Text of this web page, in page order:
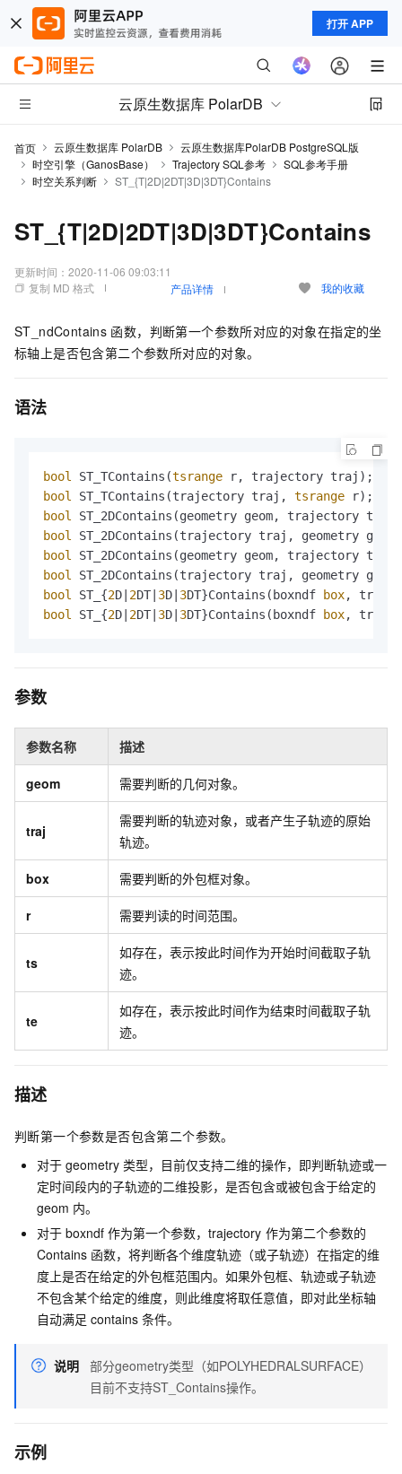
打开 APP
云原生数据库 PolarDB
首页 云原生数据库 PolarDB
云原生数据库PolarDB PostgreSQL版
时空引擎（GanosBase）
Trajectory SQL参考
SQL参考手册
时空关系判断
ST_{T|2D|2DT|3D|3DT}Contains
ST_{T|2D|2DT|3D|3DT}Contains
更新时间： 2020-11-06 09:03:11
复制 MD 格式
产品详情 我的收藏
ST_ndContains 函数，判断第一个参数所对应的对象在指定的坐
标轴上是否包含第二个参数所对应的对象。
语法
bool ST_TContains(tsrange
bool
ST_TContains(trajectory traj, tsrange
bool
bool
bool
ST_2DContains(geometry geom, trajectory
bool
ST_2DContains(trajectory traj, geometry
bool
ST_{2D| 2DT| 3D| 3DT}Contains(boxndf
box
bool
ST_{2D| 2DT| 3D| 3DT}Contains(boxndf box,
参数
参数名称 描述
geom 需要判断的几何对象。
traj
需要判断的轨迹对象，或者产生子轨迹的原始
轨迹。
box 需要判断的外包框对象。
r 需要判读的时间范围。
ts
如存在，表示按此时间作为开始时间截取子轨
迹。
te
如存在，表示按此时间作为结束时间截取子轨
迹。
描述
判断第一个参数是否包含第二个参数。
对于 geometry 类型，目前仅支持二维的操作，即判断轨迹或一
定时间段内的子轨迹的二维投影，是否包含或被包含于给定的
geom 内。
对于 boxndf 作为第一个参数，trajectory 作为第二个参数的
Contains 函数，将判断各个维度轨迹（或子轨迹）在指定的维
度上是否在给定的外包框范围内。如果外包框、轨迹或子轨迹
不包含某个给定的维度，则此维度将取任意值，即对此坐标轴
自动满足 contains 条件。
说明 部分geometry类型（如POLYHEDRALSURFACE）
目前不支持ST_Contains操作。
示例